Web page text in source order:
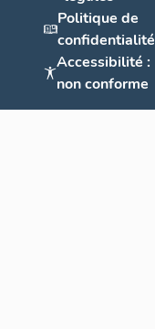
Politique de
confidentialité
Accessibilité :
non conforme